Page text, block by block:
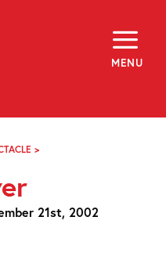
MENU
>
21st, 2002